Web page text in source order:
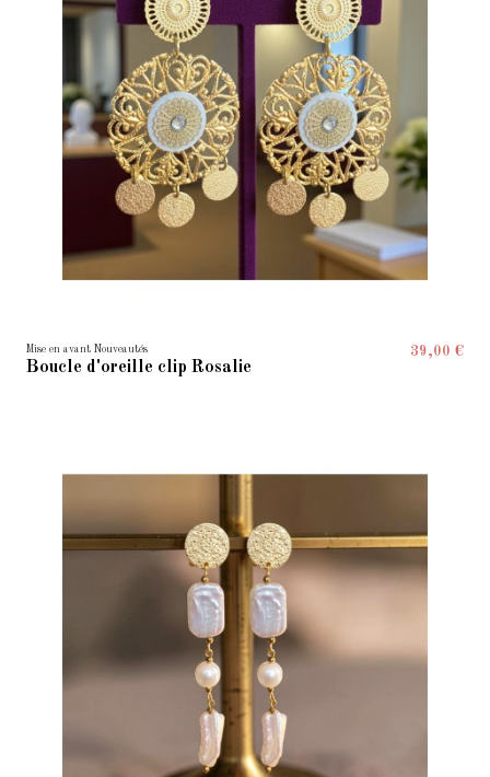
Mise en avant Nouveautés
Boucle d'oreille clip Rosalie
39,00 €